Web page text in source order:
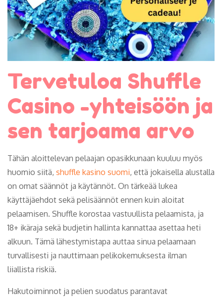
Tervetuloa Shuffle
Casino -yhteisöön ja
sen tarjoama arvo
Tähän aloittelevan pelaajan opasikkunaan kuuluu myös
huomio siitä, shuffle kasino suomi, että jokaisella alustalla
on omat säännöt ja käytännöt. On tärkeää lukea
käyttäjäehdot sekä pelisäännöt ennen kuin aloitat
pelaamisen. Shuffle korostaa vastuullista pelaamista, ja
18+ ikäraja sekä budjetin hallinta kannattaa asettaa heti
alkuun. Tämä lähestymistapa auttaa sinua pelaamaan
turvallisesti ja nauttimaan pelikokemuksesta ilman
liiallista riskiä.
Hakutoiminnot ja pelien suodatus parantavat